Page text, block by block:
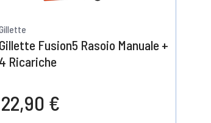
Gillette Fusion5 Rasoio Manuale +
4 Ricariche
22,90 €